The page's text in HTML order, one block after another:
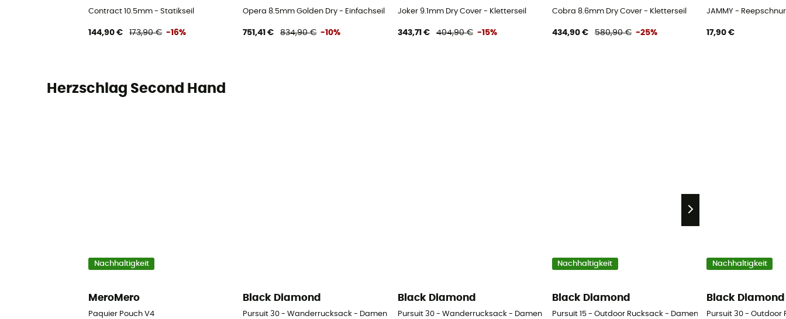
Contract 10.5mm - Statikseil
144,90 € 173,90 € -16%
Opera 8.5mm Golden Dry - Einfachseil
751,41 € 834,90 € -10%
Joker 9.1mm Dry Cover - Kletterseil
343,71 € 404,90 € -15%
Cobra 8.6mm Dry Cover - Kletterseil
434,90 € 580,90 € -25%
JAMMY - Reepschnur
17,90 €
Herzschlag Second Hand
Nachhaltigkeit
MeroMero
Paquier Pouch V4
Black Diamond
Pursuit 30 - Wanderrucksack - Damen
Black Diamond
Pursuit 30 - Wanderrucksack - Damen
Nachhaltigkeit
Black Diamond
Pursuit 15 - Outdoor Rucksack - Damen
Nachhaltigkeit
Black Diamond
Pursuit 30 - Outdoor